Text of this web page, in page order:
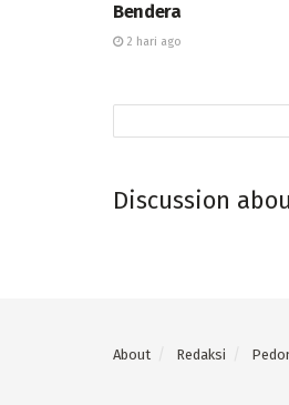
Bendera
2 hari ago
Discussion
About Redaksi